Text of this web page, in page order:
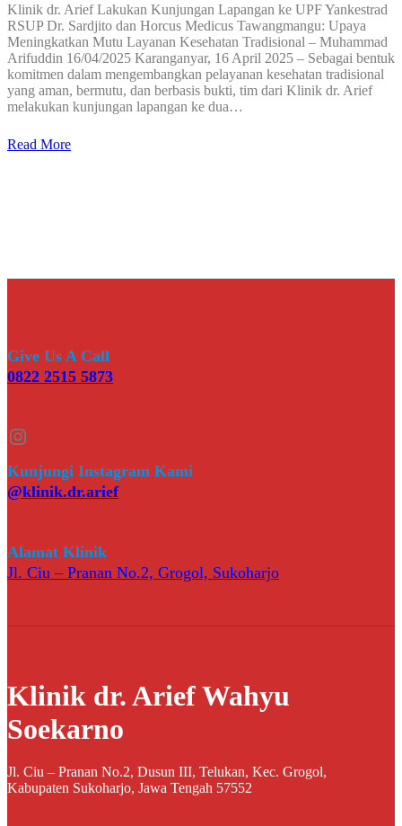
Klinik dr. Arief Lakukan Kunjungan Lapangan ke UPF Yankestrad
RSUP Dr. Sardjito dan Horcus Medicus Tawangmangu: Upaya
Meningkatkan Mutu Layanan Kesehatan Tradisional – Muhammad
Arifuddin 16/04/2025 Karanganyar, 16 April 2025 – Sebagai bentuk
komitmen dalam mengembangkan pelayanan kesehatan tradisional
yang aman, bermutu, dan berbasis bukti, tim dari Klinik dr. Arief
melakukan kunjungan lapangan ke dua…
Read More
Give Us A Call
0822 2515 5873
Instagram
Kunjungi Instagram Kami
@klinik.dr.arief
Alamat Klinik
Jl. Ciu – Pranan No.2, Grogol, Sukoharjo
Klinik dr. Arief Wahyu
Soekarno
Jl. Ciu – Pranan No.2, Dusun III, Telukan, Kec. Grogol,
Kabupaten Sukoharjo, Jawa Tengah 57552